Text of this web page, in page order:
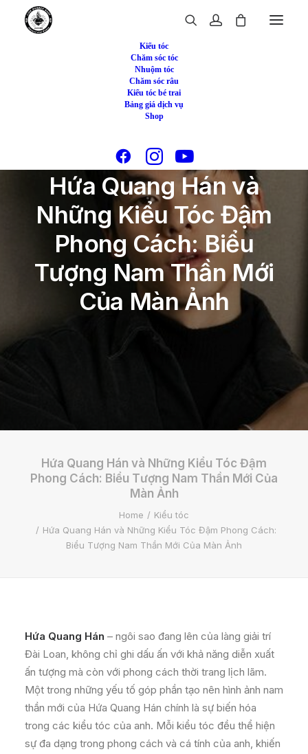
Kiểu tóc
Chăm sóc tóc
Nhuộm tóc
Chăm sóc râu
Kiểu tóc bé trai
Bảng giá dịch vụ
Shop
Kiểu tóc
Hứa Quang Hán và
Những Kiểu Tóc Đậm
Phong Cách: Biểu
Tượng Nam Thần Mới
Của Màn Ảnh
Hứa Quang Hán và Những Kiểu Tóc Đậm
Phong Cách: Biểu Tượng Nam Thần Mới Của
Màn Ảnh
Home
Kiểu tóc
Hứa Quang Hán và Những Kiểu Tóc Đậm Phong Cách:
Biểu Tượng Nam Thần Mới Của Màn Ảnh
Hứa Quang Hán – ngôi sao đang lên của làng giải trí
Đài Loan, không chỉ ghi dấu ấn với khả năng diễn xuất
ấn tượng mà còn với phong cách thời trang lịch lãm.
Một trong những yếu tố góp phần tạo nên hình ảnh nam
thần mới của Hứa Quang Hán chính là sự biến hóa
trong các kiểu tóc của anh. Mỗi kiểu tóc đều thể hiện
sự đa dạng trong phong cách và cá tính của anh, khiến